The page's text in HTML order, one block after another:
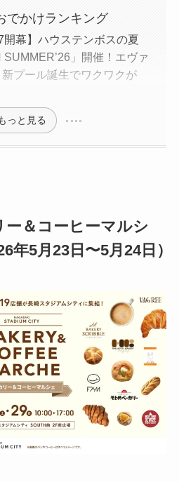
でかけランキング
開幕】ハウステンボスの夏
SUMMER’26」開催！エヴァ
プール誕生でワクワクが
っと見る
ー＆コーヒーマルシ
年5月23日〜5月24日）